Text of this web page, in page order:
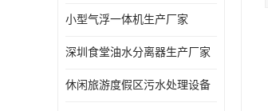
小型气浮一体机生产厂家
深圳食堂油水分离器生产厂家
休闲旅游度假区污水处理设备